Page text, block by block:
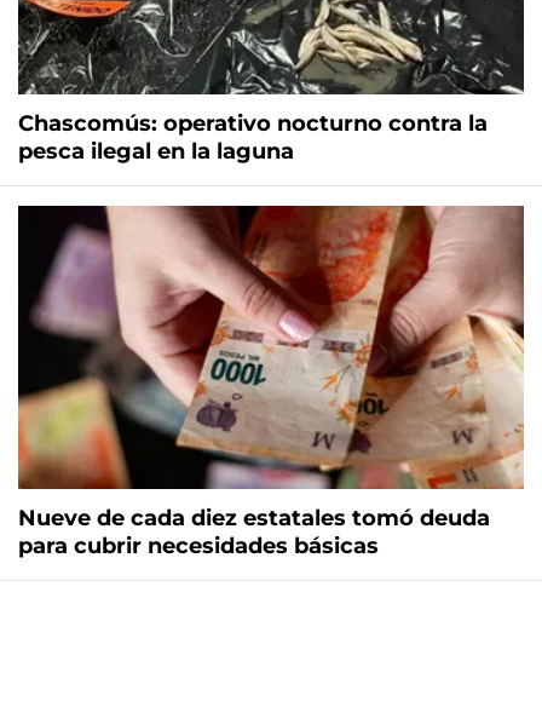
Chascomús: operativo nocturno contra la
pesca ilegal en la laguna
Nueve de cada diez estatales tomó deuda
para cubrir necesidades básicas